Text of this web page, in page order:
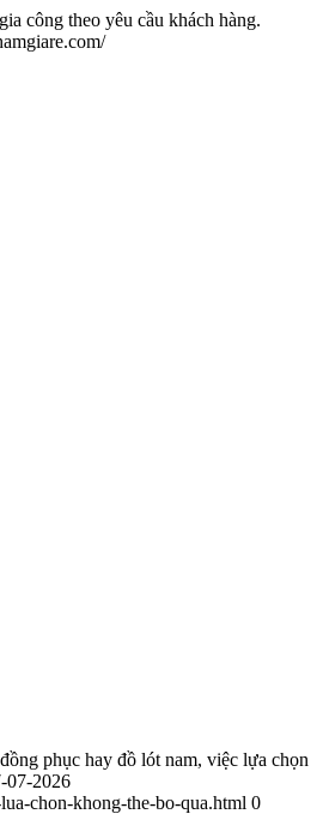
công theo yêu cầu khách hàng.
phục hay đồ lót nam, việc lựa chọn
07-2026
chon-khong-the-bo-qua.html 0